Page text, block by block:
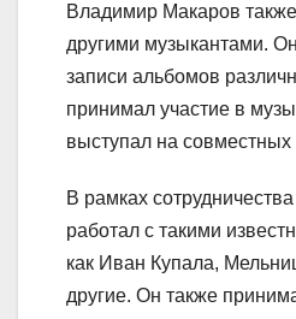
Владимир Макаров
другими музыкантами.
записи альбомов
принимал участие в
выступал на совместных
В рамках
работал с такими
как Иван Купала,
другие. Он также